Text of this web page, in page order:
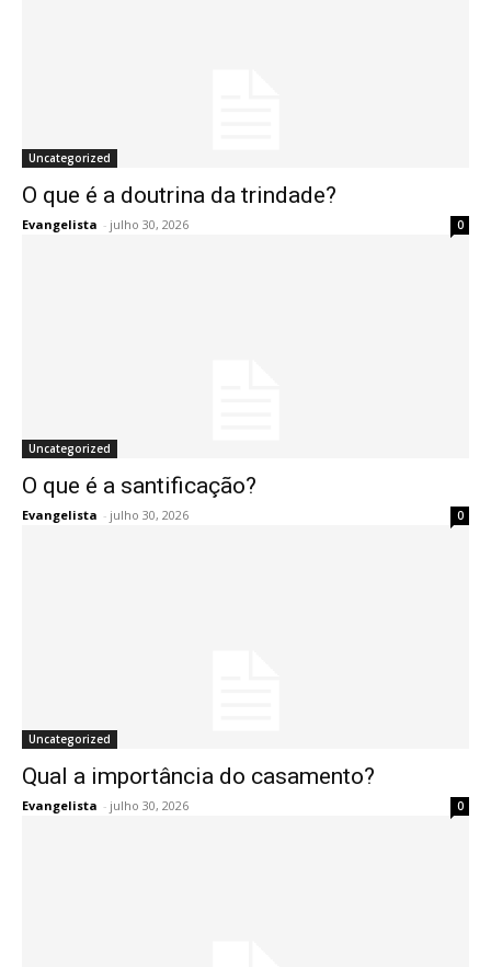
Uncategorized
O que é a doutrina da trindade?
Evangelista - julho 30, 2026 0
Uncategorized
O que é a santificação?
Evangelista - julho 30, 2026 0
Uncategorized
Qual a importância do casamento?
Evangelista - julho 30, 2026 0